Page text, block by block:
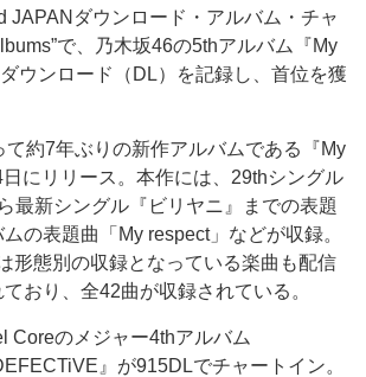
JAPANダウンロード・アルバム・チャ
で、乃木坂46の5thアルバム『My
ウンロード（DL）を記録し、首位を獲
約7年ぶりの新作アルバムである『My
にリリース。本作には、29thシングル
最新シングル『ビリヤニ』までの表題
の表題曲「My respect」などが収録。
形態別の収録となっている楽曲も配信
おり、全42曲が収録されている。
のメジャー4thアルバム
』が915DLでチャートイン。